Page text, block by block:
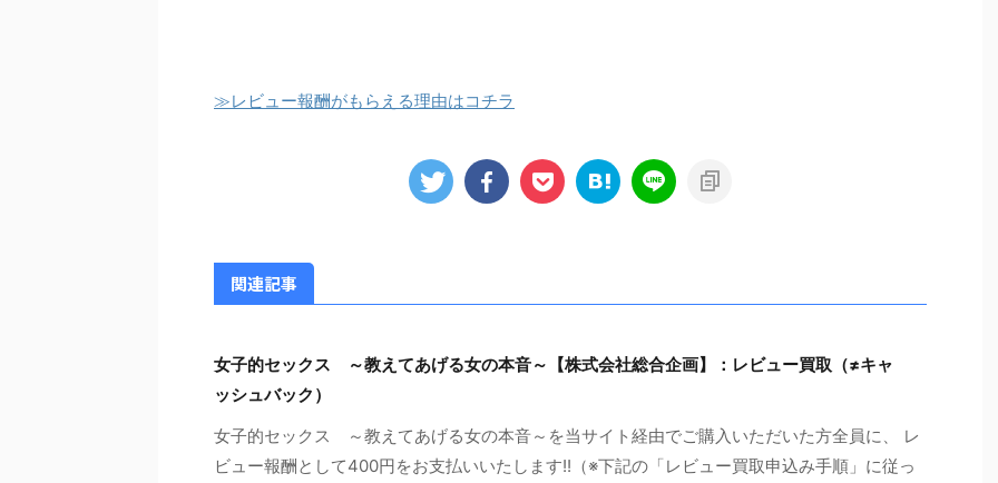
≫レビュー報酬がもらえる理由はコチラ
関連記事
女子的セックス ～教えてあげる女の本音～【株式会社総合企画】：レビュー買取（≠キャ
ッシュバック）
女子的セックス ～教えてあげる女の本音～を当サイト経由でご購入いただいた方全員に、 レ
ビュー報酬として400円をお支払いいたします!!（※下記の「レビュー買取申込み手順」に従っ